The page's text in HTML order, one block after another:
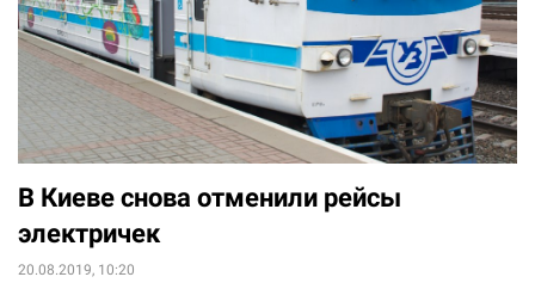
В Киеве снова отменили рейсы
электричек
20.08.2019, 10:20